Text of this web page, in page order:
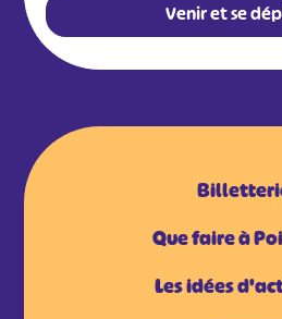
Venir et se
Que faire à
Les idées